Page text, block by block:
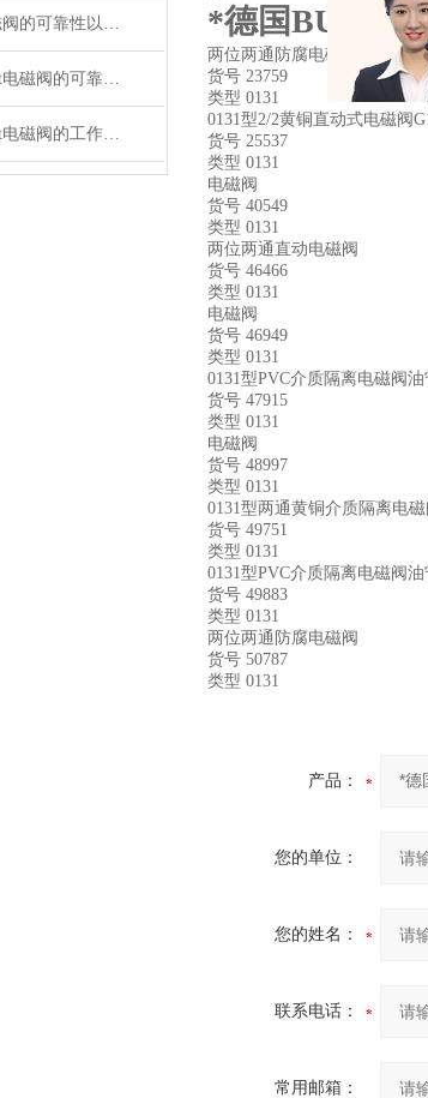
德国burkert电磁阀的可靠性以及安装方法介绍
介绍德国burkert电磁阀的可靠性以及安装方法
介绍德国burkert电磁阀的工作原理以及选用要点
*德国
两位两通防腐电磁阀
货号 23759
类型 0131
0131型2/2黄铜直动式电磁阀
货号 25537
类型 0131
电磁阀
货号 40549
类型 0131
两位两通直动电磁阀
货号 46466
类型 0131
电磁阀
货号 46949
类型 0131
0131型PVC介质隔离电磁阀油
货号 47915
类型 0131
电磁阀
货号 48997
类型 0131
0131型两通黄铜介质隔离电
货号 49751
类型 0131
0131型PVC介质隔离电磁阀油
货号 49883
类型 0131
两位两通防腐电磁阀
货号 50787
类型 0131
产品：
您的单位：
您的姓名：
联系电话：
常用邮箱：